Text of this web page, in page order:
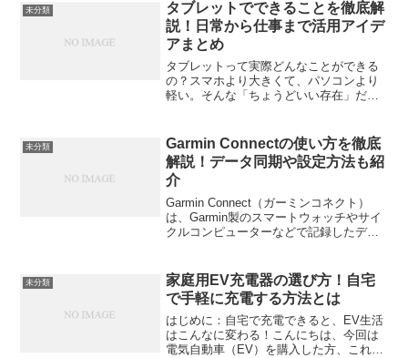
れる存在が「ゲーミングPCラック」。こ
の記事では、省スペース...
未分類
タブレットでできることを徹底解
説！日常から仕事まで活用アイデ
アまとめ
タブレットって実際どんなことができる
の？スマホより大きくて、パソコンより
軽い。そんな「ちょうどいい存在」だけ
ら仕事、学習、クリエイティブまで、タ
ブレットの活用アイデアを...
未分類
Garmin Connectの使い方を徹底
解説！データ同期や設定方法も紹
介
Garmin Connect（ガーミンコネクト）
は、Garmin製のスマートウォッチやサイ
クルコンピューターなどで記録したデー
グなどのアクティビティを見える化し、
自分の...
未分類
家庭用EV充電器の選び方！自宅
で手軽に充電する方法とは
はじめに：自宅で充電できると、EV生活
はこんなに変わる！こんにちは、今回は
電気自動車（EV）を購入した方、これか